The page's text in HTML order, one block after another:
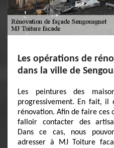
Les opérations de
dans la ville de
Les peintures des
progressivement. En fait,
rénovation. Afin de faire ces
falloir contacter des
Dans ce cas, nous
adresser à MJ Toiture